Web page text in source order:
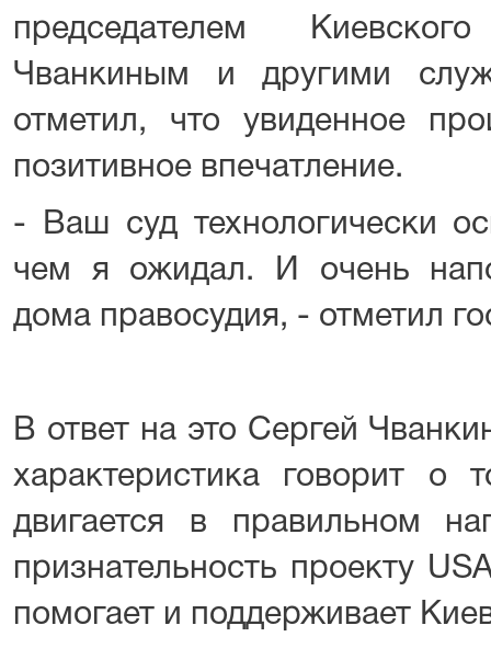
председателем
Чванкиным и другими
отметил, что увиденное
позитивное впечатление.
- Ваш суд технологически
чем я ожидал. И очень
дома правосудия, - отметил
В ответ на это Сергей
характеристика говорит о
двигается в правильном
признательность проекту
помогает и поддерживает